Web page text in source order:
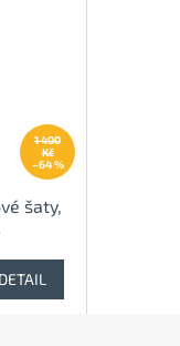
1 400
Kč
–64 %
šaty,
DETAIL